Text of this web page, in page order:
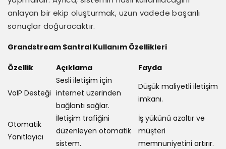
anlayan bir ekip oluşturmak, uzun vadede başarılı
sonuçlar doğuracaktır.
Grandstream Santral Kullanım Özellikleri
Özellik Açıklama Fayda
VoIP Desteği
Sesli iletişim için
internet üzerinden
bağlantı sağlar.
Düşük maliyetli iletişim
imkanı.
Otomatik
Yanıtlayıcı
İletişim trafiğini
düzenleyen otomatik
sistem.
İş yükünü azaltır ve
müşteri
memnuniyetini artırır.